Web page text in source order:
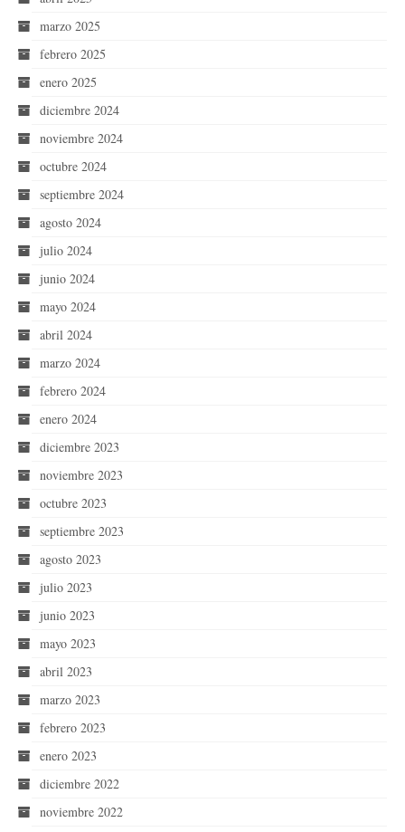
marzo 2025
febrero 2025
enero 2025
diciembre 2024
noviembre 2024
octubre 2024
septiembre 2024
agosto 2024
julio 2024
junio 2024
mayo 2024
abril 2024
marzo 2024
febrero 2024
enero 2024
diciembre 2023
noviembre 2023
octubre 2023
septiembre 2023
agosto 2023
julio 2023
junio 2023
mayo 2023
abril 2023
marzo 2023
febrero 2023
enero 2023
diciembre 2022
noviembre 2022